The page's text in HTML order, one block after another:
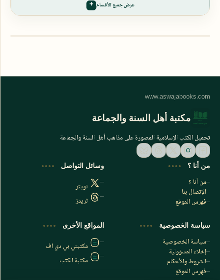
عرض جميع الأقسام
اشترك الآن
اشترك في قناتنا على تليجرام
مكتبة أهل السنة والجماعة
تحميل الكتب الإسلامية المصورة على مذاهب أهل السنة والجماعة
من أنا ؟
من أنا ؟
الإتصال بنا
فهرس الموقع
وسائل التواصل
تويتر
ثريدز
سياسة الخصوصية
سياسة الخصوصية
إخلاء المسؤولية
الشروط والأحكام
فهرس الموقع
المواقع الأخرى
مكتبتي بي دي اف
مكتبة الكتب